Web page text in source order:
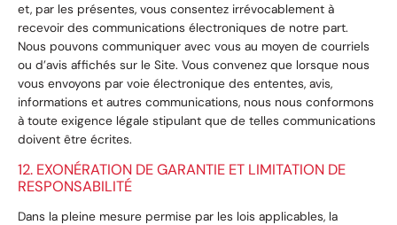
et, par les présentes, vous consentez irrévocablement à
recevoir des communications électroniques de notre part.
Nous pouvons communiquer avec vous au moyen de courriels
ou d’avis affichés sur le Site. Vous convenez que lorsque nous
vous envoyons par voie électronique des ententes, avis,
informations et autres communications, nous nous conformons
à toute exigence légale stipulant que de telles communications
doivent être écrites.
12. EXONÉRATION DE GARANTIE ET LIMITATION DE
RESPONSABILITÉ
Dans la pleine mesure permise par les lois applicables, la